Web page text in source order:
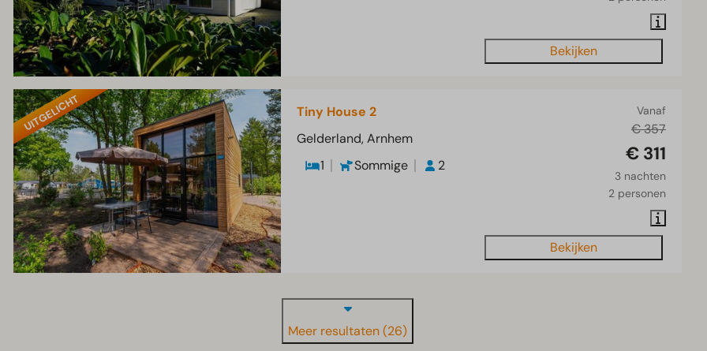
Bekijken
UITGELICHT Vanaf
€ 357
€ 311
3 nachten
2 personen
Tiny House 2
Gelderland, Arnhem
1
Sommige 2
Bekijken
Meer resultaten (26)